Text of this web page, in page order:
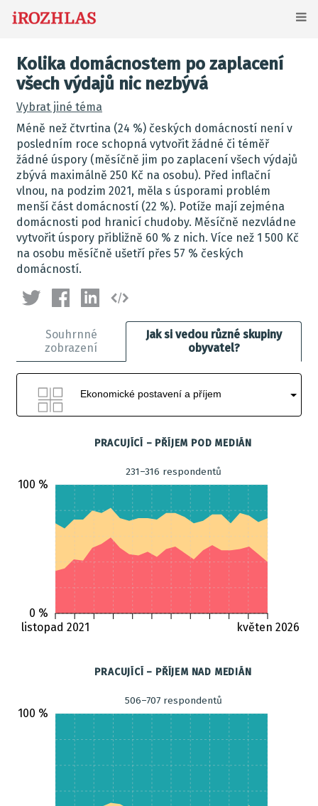
Kolika domácnostem po zaplacení
všech výdajů nic nezbývá
Vybrat jiné téma
Méně než čtvrtina (24 %) českých domácností není v
posledním roce schopná vytvořit žádné či téměř
žádné úspory (měsíčně jim po zaplacení všech výdajů
zbývá maximálně 250 Kč na osobu). Před inflační
vlnou, na podzim 2021, měla s úsporami problém
menší část domácností (22 %). Potíže mají zejména
domácnosti pod hranicí chudoby. Měsíčně nezvládne
vytvořit úspory přibližně 60 % z nich. Více než 1 500 Kč
na osobu měsíčně ušetří přes 57 % českých
domácností.
Souhrnné
zobrazení
Jak si vedou různé skupiny
obyvatel?
Ekonomické postavení a příjem
PRACUJÍCÍ – PŘÍJEM POD MEDIÁN
231–316 respondentů
0 %
100 %
listopad 2021 květen 2026
PRACUJÍCÍ – PŘÍJEM NAD MEDIÁN
506–707 respondentů
100 %